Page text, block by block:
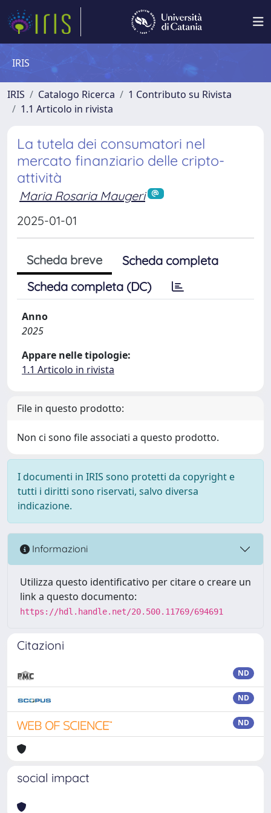
IRIS
IRIS Catalogo Ricerca
1 Contributo su Rivista
1.1 Articolo in rivista
La tutela dei consumatori nel
mercato finanziario delle cripto-
attività
Maria Rosaria Maugeri
2025-01-01
Scheda breve
Scheda completa
Scheda completa (DC)
Anno
2025
Appare nelle tipologie:
1.1 Articolo in rivista
File in questo prodotto:
Non ci sono file associati a questo prodotto.
I documenti in IRIS sono protetti da copyright e
tutti i diritti sono riservati, salvo diversa
indicazione.
Informazioni
Utilizza questo identificativo per citare o creare un
link a questo documento:
https://hdl.handle.net/20.500.11769/694691
Citazioni
ND
ND
ND
social impact